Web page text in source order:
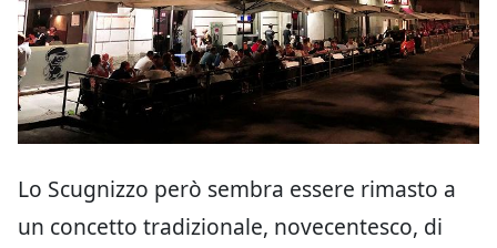
Lo Scugnizzo però sembra essere rimasto a
un concetto tradizionale, novecentesco, di